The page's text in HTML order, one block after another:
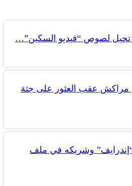
تحيل لصوص “فيديو السكين”…
مراكش عقب العثور على جثة
وشريكه في ملف